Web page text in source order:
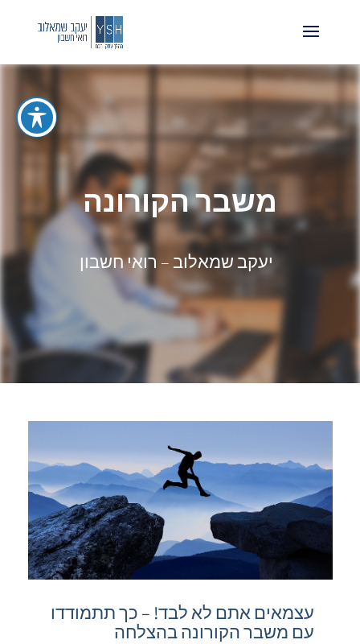
משבר הקורונה
יעקב שמאלוב – רואי חשבון
עצמאים אתם לא לבד! – כך תתמודדו
עם משבר הקורונה בהצלחה